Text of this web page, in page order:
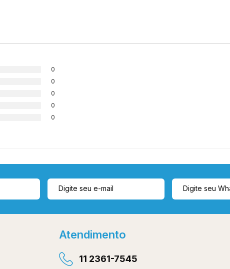
0
0
0
0
0
Atendimento
11 2361-7545